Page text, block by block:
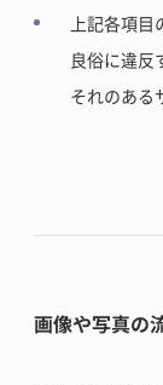
上記各項
良俗に違反
それのある
画像や写真の